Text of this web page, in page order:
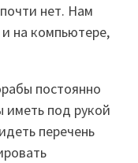
нет. Нам
на компьютере,
постоянно
под рукой
перечень